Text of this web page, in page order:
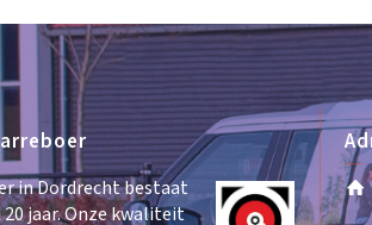
in Dordrecht bestaat
20 jaar. Onze kwaliteit